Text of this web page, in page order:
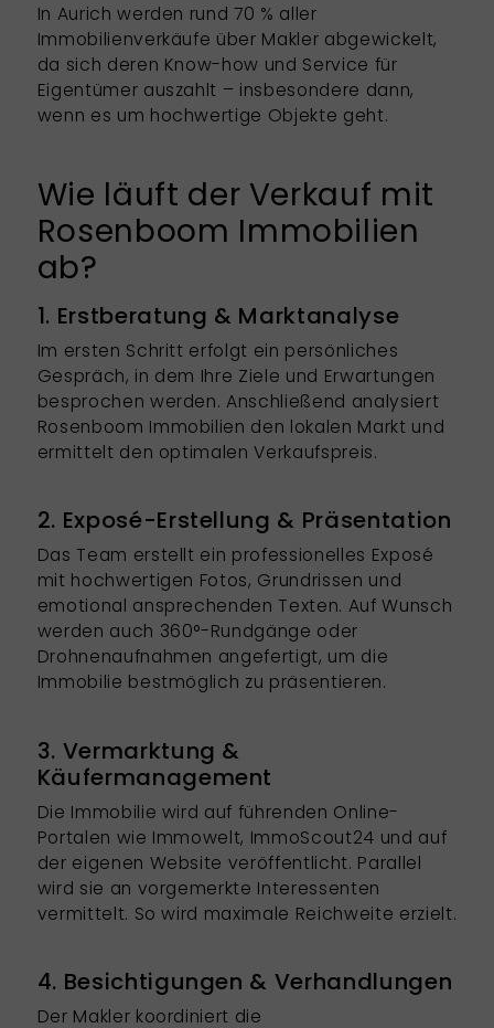
In Aurich werden rund 70 % aller
Immobilienverkäufe über Makler abgewickelt,
da sich deren Know-how und Service für
Eigentümer auszahlt – insbesondere dann,
wenn es um hochwertige Objekte geht.
Wie läuft der Verkauf mit
Rosenboom Immobilien
ab?
1. Erstberatung & Marktanalyse
Im ersten Schritt erfolgt ein persönliches
Gespräch, in dem Ihre Ziele und Erwartungen
besprochen werden. Anschließend analysiert
Rosenboom Immobilien den lokalen Markt und
ermittelt den optimalen Verkaufspreis.
2. Exposé-Erstellung & Präsentation
Das Team erstellt ein professionelles Exposé
mit hochwertigen Fotos, Grundrissen und
emotional ansprechenden Texten. Auf Wunsch
werden auch 360°-Rundgänge oder
Drohnenaufnahmen angefertigt, um die
Immobilie bestmöglich zu präsentieren.
3. Vermarktung &
Käufermanagement
Die Immobilie wird auf führenden Online-
Portalen wie Immowelt, ImmoScout24 und auf
der eigenen Website veröffentlicht. Parallel
wird sie an vorgemerkte Interessenten
vermittelt. So wird maximale Reichweite erzielt.
4. Besichtigungen & Verhandlungen
Der Makler koordiniert die